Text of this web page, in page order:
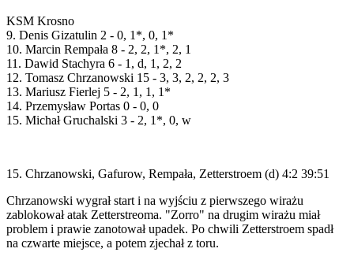
KSM Krosno
9. Denis Gizatulin 2 - 0, 1*, 0, 1*
10. Marcin Rempała 8 - 2, 2, 1*, 2, 1
11. Dawid Stachyra 6 - 1, d, 1, 2, 2
12. Tomasz Chrzanowski 15 - 3, 3, 2, 2, 2, 3
13. Mariusz Fierlej 5 - 2, 1, 1, 1*
14. Przemysław Portas 0 - 0, 0
15. Michał Gruchalski 3 - 2, 1*, 0, w
15. Chrzanowski, Gafurow, Rempała, Zetterstroem (d) 4:2 39:51
Chrzanowski wygrał start i na wyjściu z pierwszego wirażu
zablokował atak Zetterstreoma. "Zorro" na drugim wirażu miał
problem i prawie zanotował upadek. Po chwili Zetterstroem spadł
na czwarte miejsce, a potem zjechał z toru.